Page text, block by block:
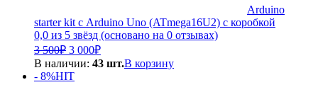
Arduino
starter kit с Arduino Uno (ATmega16U2) с коробкой
0,0 из 5 звёзд (основано на 0 отзывах)
3 500₽ Первоначальная
цена
составляла
3
3 000₽Текущая
цена:
В наличии: 43 шт.В корзину
- 8%HIT